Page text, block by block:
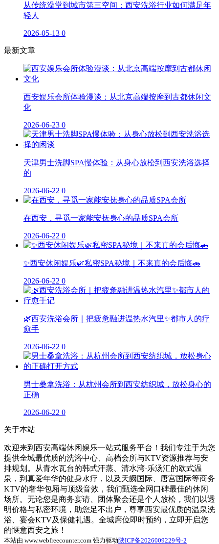
从传统澡堂到城市第三空间：西安洗浴行业如何满足年
轻人
2026-05-13 0
最新文章
西安娱乐会所体验漫谈：从北京高端按摩到古都休闲文
化
2026-06-23 0
天津男士洗脚SPA慢体验：从身心放松到西安洗浴选择
的
2026-06-22 0
在西安，寻觅一家能安抚身心的品质SPA会所
2026-06-22 0
✨西安休闲娱乐🌿私密SPA秘境｜不来真的会后悔🚗
2026-06-22 0
🌿西安洗浴会所｜把疲惫融进温热水汽里✨都市人的疗
愈手
2026-06-22 0
男士桑拿洗浴：从杭州会所到西安纺织城，放松身心的
正确
2026-06-22 0
关于本站
欢迎来到西安高端休闲娱乐一站式服务平台！我们专注于为您
提供全城最优质的洗浴中心、高档会所与KTV资源推荐与安
排规划。从青水瓦台的韩式汗蒸、清水湾·乐汤汇的欧式温
泉，到真爱年华的健身水疗，以及天阙国际、唐宫国际等商务
KTV的奢华包厢与顶级音效，我们甄选全网口碑最佳的休闲
场所。无论您是商务宴请、团体聚会还是个人放松，我们以透
明价格与私密环境，助您足不出户，尊享西安最优质的温泉洗
浴、宴会KTV及保健礼遇。全城席位即时预约，立即开启您
的惬意西安之旅！
本站由 www.webfreecounter.com 强力驱动陕ICP备2026009229号-2